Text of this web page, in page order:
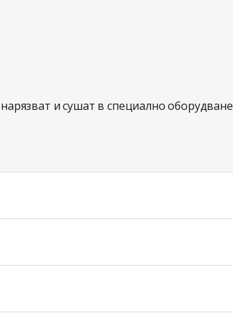
и сушат в специално